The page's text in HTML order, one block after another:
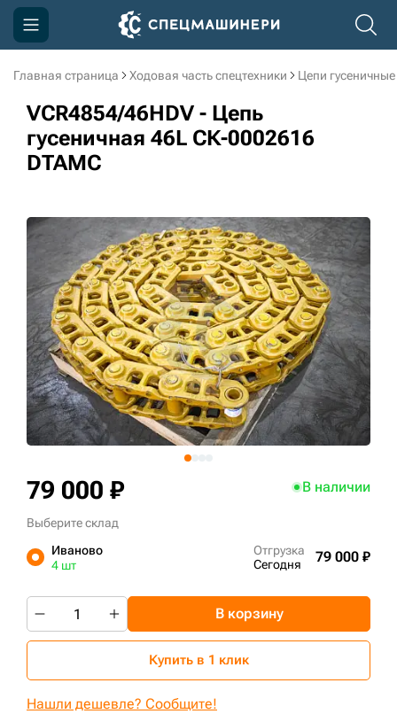
Главная страница Ходовая часть спецтехники Цепи гусеничные
VCR4854/46HDV - Цепь
гусеничная 46L СК-0002616
DTAMC
79 000 ₽ В наличии
Выберите склад
Иваново
4 шт
Отгрузка
Сегодня
79 000 ₽
В корзину
Купить в 1 клик
Нашли дешевле? Сообщите!
Компания
Акции
Доставка и оплата
Контакты
3D тур по производству
3D тур по складам
sksale@skdst.ru
+7 (499) 394-50-93